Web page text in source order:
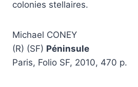
colonies stellaires.
Michael CONEY
(R) (SF) Péninsule
Paris, Folio SF, 2010, 470 p.